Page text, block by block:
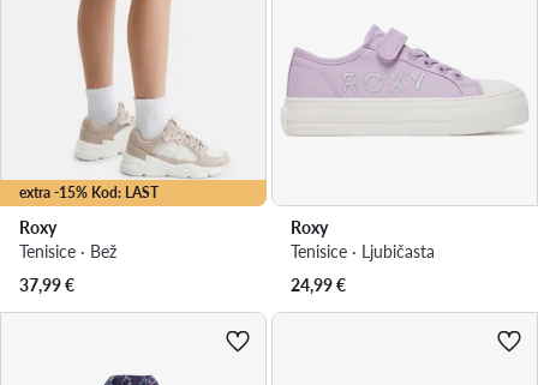
extra -15% Kod: LAST
Roxy
Tenisice · Bež
37,99€
Roxy
Tenisice · Ljubičasta
24,99€